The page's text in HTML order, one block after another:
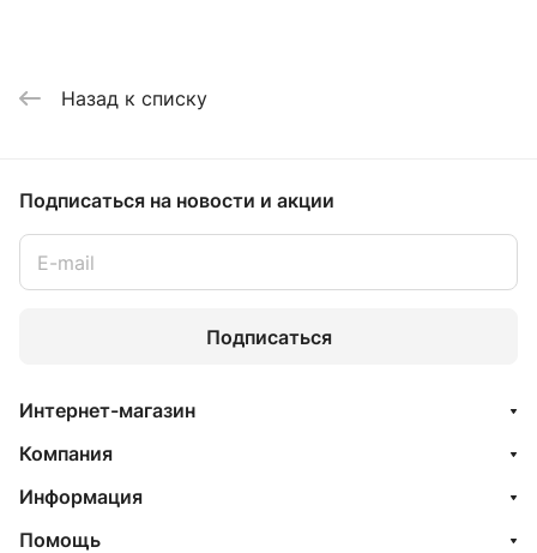
Назад к списку
Подписаться на новости и акции
Подписаться
Интернет-магазин
Компания
Информация
Помощь